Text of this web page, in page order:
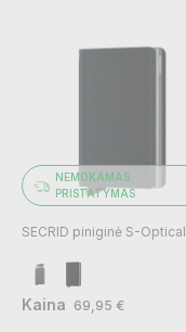
NEMOKAMAS
PRISTATYMAS
SECRID piniginė S-Optical
Kaina 69,95 €